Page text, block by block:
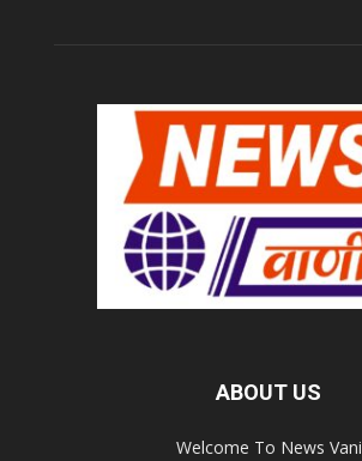
ABOUT US
Welcome To News Vani